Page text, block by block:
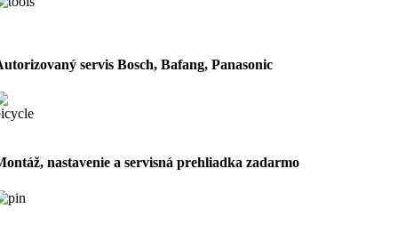
servis Bosch, Bafang, Panasonic
nastavenie a servisná prehliadka zadarmo